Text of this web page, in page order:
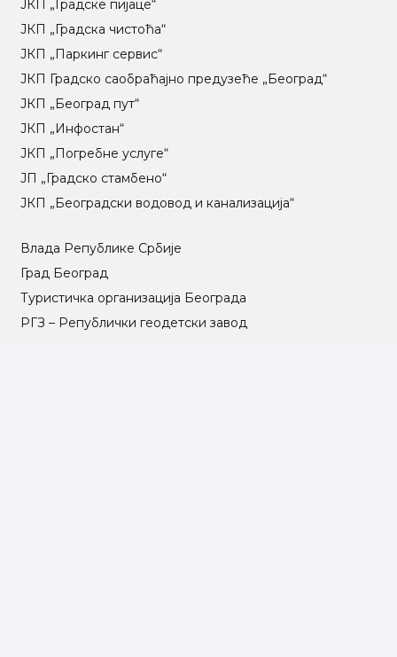
ЈКП „Градске пијаце“
ЈКП „Градска чистоћа“
ЈКП „Паркинг сервис“
ЈКП Градско саобраћајно предузеће „Београд“
ЈКП „Београд пут“
ЈКП „Инфостан“
ЈКП „Погребне услуге“
ЈП „Градско стамбено“
ЈКП „Београдски водовод и канализација“
Влада Републике Србије
Град Београд
Туристичка организација Београда
РГЗ – Републички геодетски завод